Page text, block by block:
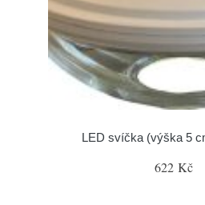
LED svíčka (výška 5
622 Kč